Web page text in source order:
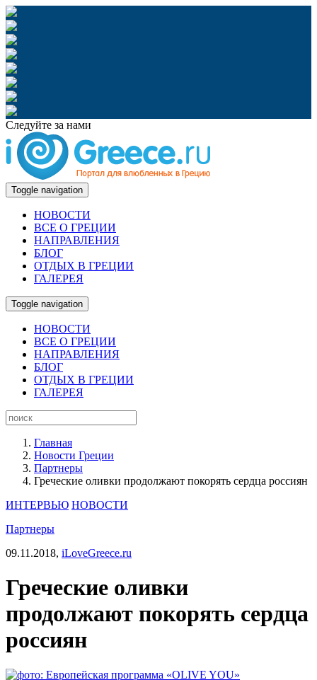
Следуйте за нами
Toggle navigation
НОВОСТИ
ВСЕ О ГРЕЦИИ
НАПРАВЛЕНИЯ
БЛОГ
ОТДЫХ В ГРЕЦИИ
ГАЛЕРЕЯ
Toggle navigation
НОВОСТИ
ВСЕ О ГРЕЦИИ
НАПРАВЛЕНИЯ
БЛОГ
ОТДЫХ В ГРЕЦИИ
ГАЛЕРЕЯ
Главная
Новости Греции
Партнеры
Греческие оливки продолжают покорять сердца россиян
ИНТЕРВЬЮ НОВОСТИ
Партнеры
09.11.2018, iLoveGreece.ru
Греческие оливки
продолжают покорять сердца
россиян